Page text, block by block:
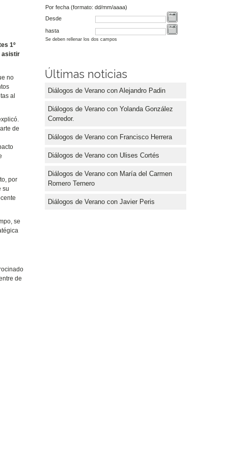
1º
asistir
no
al
de
por
su
se
de
Por fecha (formato: dd/mm/aaaa)
Desde
hasta
Se deben rellenar los dos campos
Últimas noticias
Diálogos de Verano con Alejandro Padin
Diálogos de Verano con Yolanda González
Corredor.
Diálogos de Verano con Francisco Herrera
Diálogos de Verano con Ulises Cortés
Diálogos de Verano con María del Carmen
Romero Ternero
Diálogos de Verano con Javier Peris